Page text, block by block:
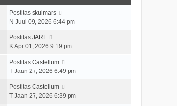
Postitas skulmars
N Juul 09, 2026 6:44 pm
Postitas JARF
K Apr 01, 2026 9:19 pm
Postitas Castellum
T Jaan 27, 2026 6:49 pm
Postitas Castellum
T Jaan 27, 2026 6:39 pm